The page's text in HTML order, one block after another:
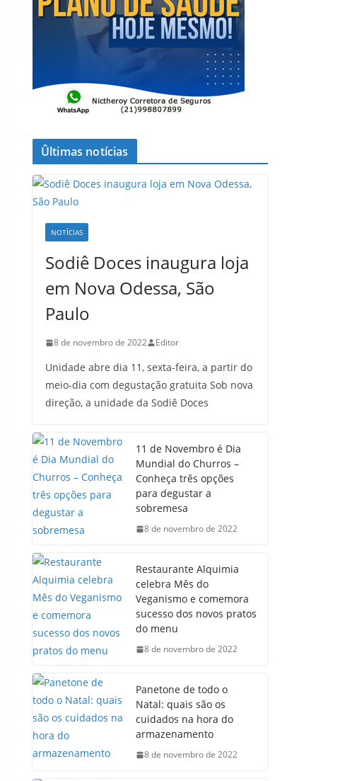
Ûltimas notícias
NOTÍCIAS
Sodiê Doces inaugura loja
em Nova Odessa, São
Paulo
8 de novembro de 2022 Editor
Unidade abre dia 11, sexta-feira, a partir do
meio-dia com degustação gratuita Sob nova
direção, a unidade da Sodiê Doces
11 de Novembro é Dia
Mundial do Churros –
Conheça três opções
para degustar a
sobremesa
8 de novembro de 2022
Restaurante Alquimia
celebra Mês do
Veganismo e comemora
sucesso dos novos pratos
do menu
8 de novembro de 2022
Panetone de todo o
Natal: quais são os
cuidados na hora do
armazenamento
8 de novembro de 2022